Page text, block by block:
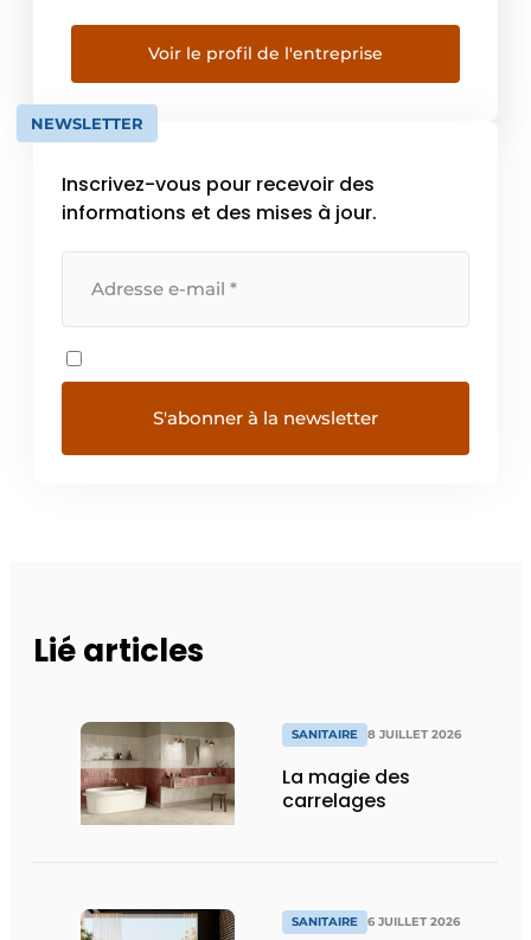
différents designs qui naissent de la
collaboration avec des architectes et des
designers de renommée mondiale. Les
produits SMEG portent fièrement le […]
Voir le profil de l'entreprise
NEWSLETTER
Inscrivez-vous pour recevoir des
informations et des mises à jour.
Lié articles
SANITAIRE 8 JUILLET 2026
La magie des
carrelages
SANITAIRE 6 JUILLET 2026